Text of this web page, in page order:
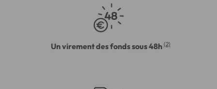
Un virement des fonds sous 48h (2)